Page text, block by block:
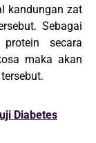
kandungan zat
Sebagai
secara
maka akan
Diabetes